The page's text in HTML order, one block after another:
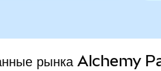
рынка Alchemy